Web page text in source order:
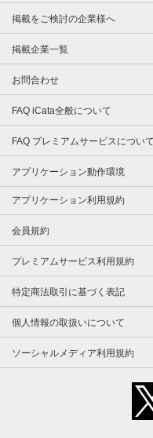
掲載をご検討の企業様へ
掲載企業一覧
お問合わせ
FAQ iCata全般について
FAQ プレミアムサービスについて
アプリケーション動作環境
アプリケーション利用規約
会員規約
プレミアムサービス利用規約
特定商法取引に基づく表記
個人情報の取扱いについて
ソーシャルメディア利用規約